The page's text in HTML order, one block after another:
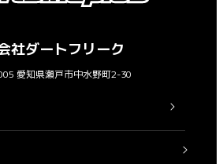
社ダートフリーク
愛知県瀬戸市中水野町2-30